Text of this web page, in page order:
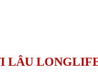
LÂU